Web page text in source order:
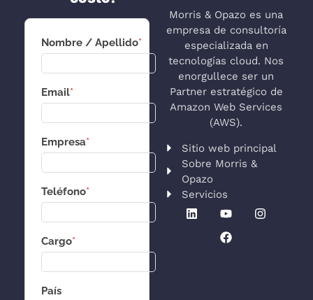
Nombre / Apellido*
Email*
Empresa*
Teléfono*
Cargo*
País
Morris & Opazo es una
empresa de consultoría
especializada en
tecnologías cloud. Nos
enorgullece ser un
Partner estratégico de
Amazon Web Services
(AWS).
Sitio web principal
Sobre Morris &
Opazo
Servicios